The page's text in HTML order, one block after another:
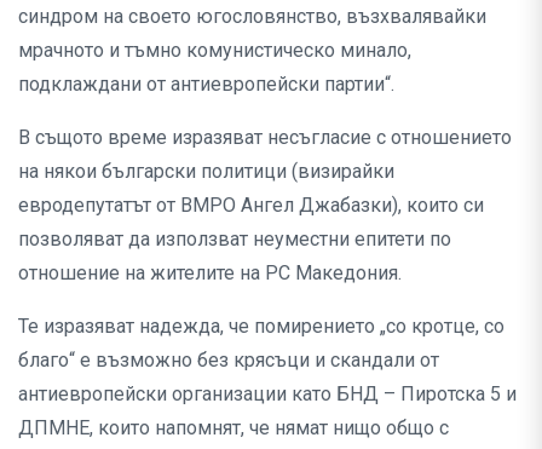
синдром на своето югословянство, възхвалявайки
мрачното и тъмно комунистическо минало,
подклаждани от антиевропейски партии“.
В същото време изразяват несъгласие с отношението
на някои български политици (визирайки
евродепутатът от ВМРО Ангел Джабазки), които си
позволяват да използват неуместни епитети по
отношение на жителите на РС Македония.
Те изразяват надежда, че помирението „со кротце, со
благо“ е възможно без крясъци и скандали от
антиевропейски организации като БНД – Пиротска 5 и
ДПМНЕ, които напомнят, че нямат нищо общо с